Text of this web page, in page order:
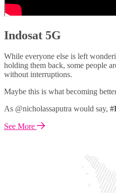
Indosat 5G
While everyone else is left
holding them back, some people
without interruptions.
Maybe this is what becoming
As @nicholassaputra would say,
See More